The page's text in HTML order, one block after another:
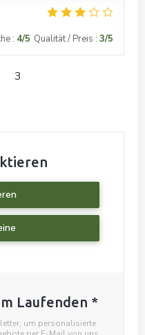
: 4/5 Qualität / Preis : 3/5
3
Laufenden *
um personalisierte